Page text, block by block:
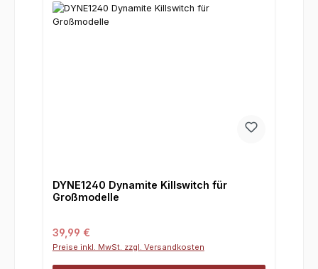
DYNE1240 Dynamite Killswitch für
Großmodelle
Regulärer Preis:
39,99 €
Preise inkl. MwSt. zzgl. Versandkosten